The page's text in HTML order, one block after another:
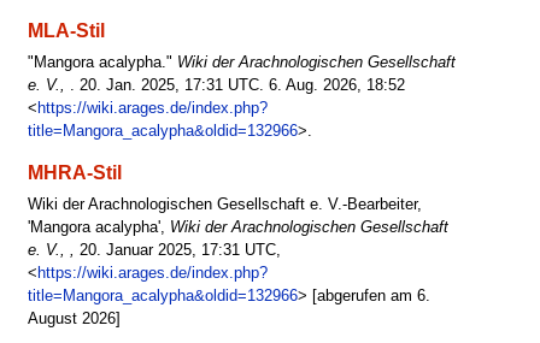
MLA-Stil
"Mangora acalypha." Wiki der Arachnologischen Gesellschaft
e. V., . 20. Jan. 2025, 17:31 UTC. 6. Aug. 2026, 18:52
< https://wiki.arages.de/index.php?
title=Mangora_acalypha&oldid=132966>.
MHRA-Stil
Wiki der Arachnologischen Gesellschaft e. V.-Bearbeiter,
'Mangora acalypha', Wiki der Arachnologischen Gesellschaft
e. V., ,
20. Januar 2025, 17:31 UTC,
< https://wiki.arages.de/index.php?
title=Mangora_acalypha&oldid=132966> [abgerufen am 6.
August 2026]